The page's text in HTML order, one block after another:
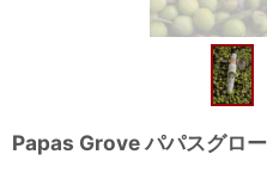
Papas Grove パパスグロ